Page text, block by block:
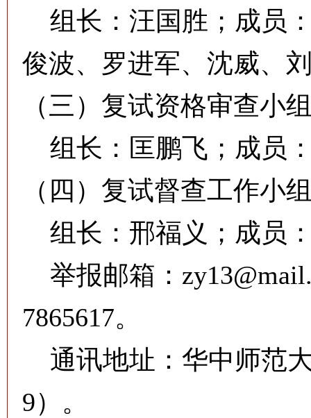
组长：汪国胜；成员
俊波、罗进军、沈威、
（三）复试资格审查小
组长：匡鹏飞；成员
（四）复试督查工作小
组长：邢福义；成员
举报邮箱：
7865617。
通讯地址：华中师范
9）。